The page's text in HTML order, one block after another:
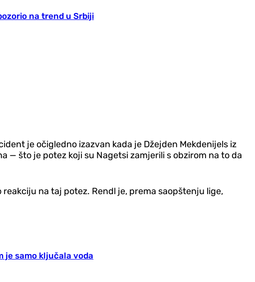
na trend u Srbiji
je očigledno izazvan kada je Džejden Mekdenijels iz
— što je potez koji su Nagetsi zamjerili s obzirom na to da
na taj potez. Rendl je, prema saopštenju lige,
je samo ključala voda